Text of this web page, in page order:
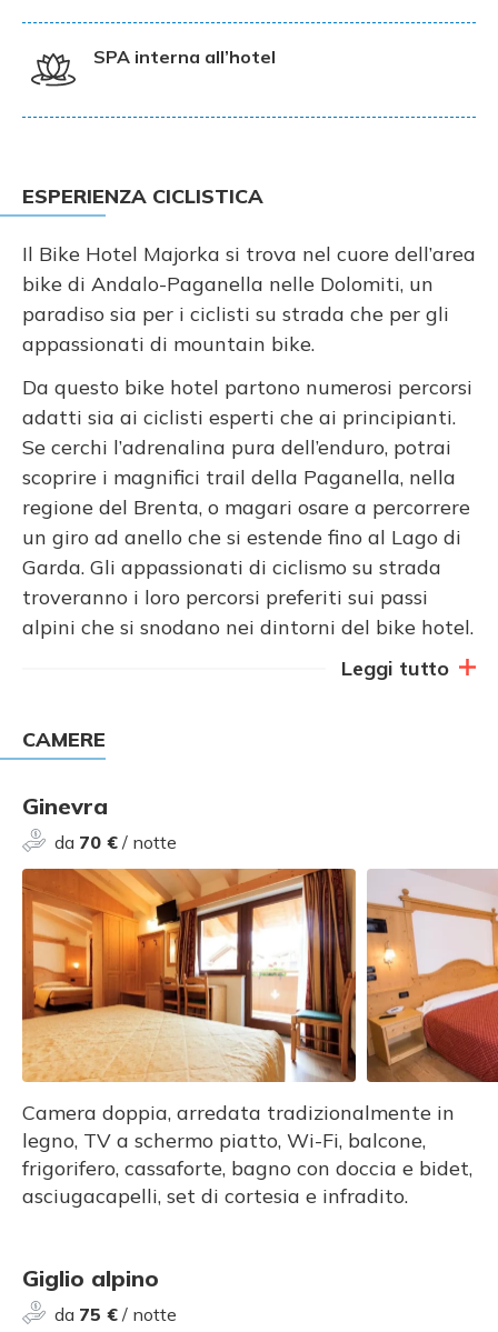
SPA interna all’hotel
ESPERIENZA CICLISTICA
Il Bike Hotel Majorka si trova nel cuore dell’area
bike di Andalo-Paganella nelle Dolomiti, un
paradiso sia per i ciclisti su strada che per gli
appassionati di mountain bike.
Da questo bike hotel partono numerosi percorsi
adatti sia ai ciclisti esperti che ai principianti.
Se cerchi l’adrenalina pura dell’enduro, potrai
scoprire i magnifici trail della Paganella, nella
regione del Brenta, o magari osare a percorrere
un giro ad anello che si estende fino al Lago di
Garda. Gli appassionati di ciclismo su strada
troveranno i loro percorsi preferiti sui passi
alpini che si snodano nei dintorni del bike hotel.
Leggi tutto
CAMERE
Ginevra
da 70 € / notte
Camera doppia, arredata tradizionalmente in
legno, TV a schermo piatto, Wi-Fi, balcone,
frigorifero, cassaforte, bagno con doccia e bidet,
asciugacapelli, set di cortesia e infradito.
Giglio alpino
da 75 € / notte